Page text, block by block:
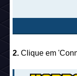
2. Clique em